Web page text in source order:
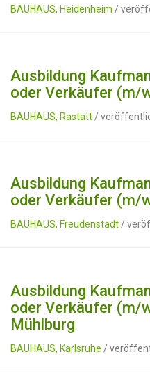
BAUHAUS, Heidenheim /
Ausbildung
oder Verkäufer (m/
BAUHAUS, Rastatt /
Ausbildung
oder Verkäufer (m/
BAUHAUS, Freudenstadt /
Ausbildung
oder Verkäufer (m/
Mühlburg
BAUHAUS, Karlsruhe /